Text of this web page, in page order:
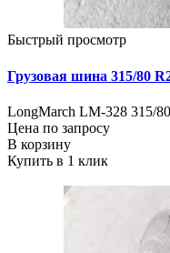
Быстрый просмотр
Грузовая шина 315/80
LongMarch LM-328 315/
Цена по запросу
В корзину
Купить в 1 клик